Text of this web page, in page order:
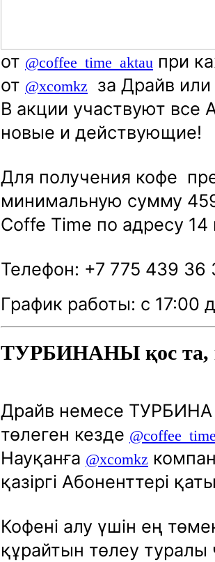
от @coffee_time_aktau при
от @xcomkz
за Драйв
В акции участвуют все
новые и действующие!
Для получения кофе
минимальную сумму
Coffe Time по адресу
Телефон: +7 775 439 36
График работы: с 17:00
ТУРБИНАНЫ қос та,
Драйв немесе
төлеген кезде
Науқанға @xcomkz
қазіргі Абоненттері
Кофені алу үшін ең
құрайтын төлеу